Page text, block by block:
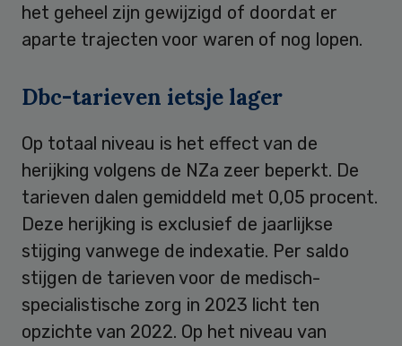
het geheel zijn gewijzigd of doordat er
aparte trajecten voor waren of nog lopen.
Dbc-tarieven ietsje lager
Op totaal niveau is het effect van de
herijking volgens de NZa zeer beperkt. De
tarieven dalen gemiddeld met 0,05 procent.
Deze herijking is exclusief de jaarlijkse
stijging vanwege de indexatie. Per saldo
stijgen de tarieven voor de medisch-
specialistische zorg in 2023 licht ten
opzichte van 2022. Op het niveau van